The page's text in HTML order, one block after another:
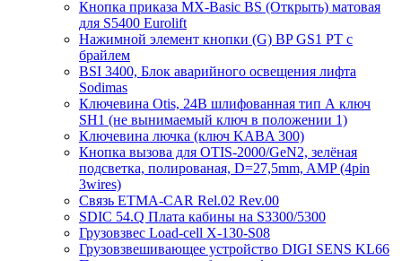
Кнопка приказа MX-Basic BS (Открыть) матовая
для S5400 Eurolift
Нажимной элемент кнопки (G) BP GS1 PT с
брайлем
BSI 3400, Блок аварийного освещения лифта
Sodimas
Ключевина Otis, 24В шлифованная тип А ключ
SH1 (не вынимаемый ключ в положении 1)
Ключевина лючка (ключ KABA 300)
Кнопка вызова для OTIS-2000/GeN2, зелёная
подсветка, полированая, D=27,5mm, AMP (4pin
3wires)
Связь ETMA-CAR Rel.02 Rev.00
SDIC 54.Q Плата кабины на S3300/5300
Грузовзвес Load-cell X-130-S08
Грузовзвешивающее устройство DIGI SENS KL66